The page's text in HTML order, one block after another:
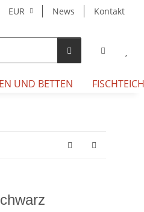
EUR News Kontakt
UND BETTEN